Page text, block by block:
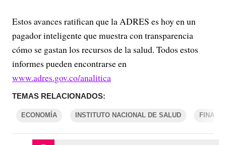
Estos avances ratifican que la ADRES es hoy en un
pagador inteligente que muestra con transparencia
cómo se gastan los recursos de la salud. Todos estos
informes pueden encontrarse en
www.adres.gov.co/analitica
TEMAS RELACIONADOS:
ECONOMÍA INSTITUTO NACIONAL DE SALUD